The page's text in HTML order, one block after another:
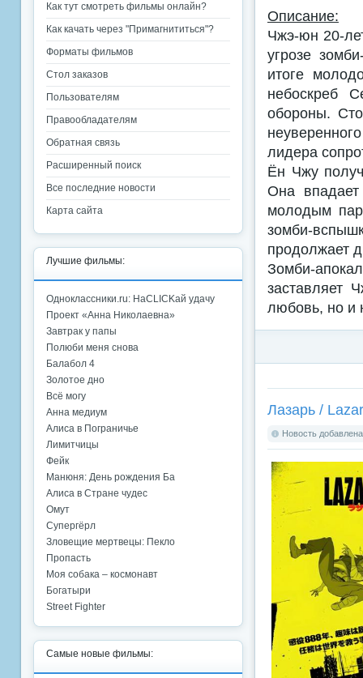
Описание:
Чжэ-юн 20-
угрозе
итоге
небоскреб
обороны.
лидера
Ён Чжу
Она
молодым
зомби-
продолжает
Зомби-
заставляет
любовь, но и
Лазарь /
Новость
Как тут смотреть фильмы онлайн?
Как качать через "Примагнититься"?
Форматы фильмов
Стол заказов
Пользователям
Правообладателям
Обратная связь
Расширенный поиск
Все последние новости
Карта сайта
Лучшие фильмы:
Одноклассники.ru: НаCLICKай удачу
Проект «Анна Николаевна»
Завтрак у папы
Полюби меня снова
Балабол 4
Золотое дно
Всё могу
Анна медиум
Алиса в Пограничье
Лимитчицы
Фейк
Манюня: День рождения Ба
Алиса в Стране чудес
Омут
Супергёрл
Зловещие мертвецы: Пекло
Пропасть
Моя собака – космонавт
Богатыри
Street Fighter
Самые новые фильмы: